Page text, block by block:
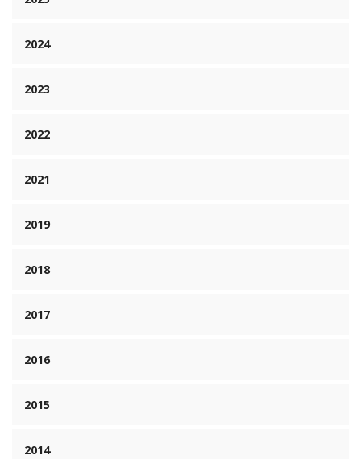
2024
2023
2022
2021
2019
2018
2017
2016
2015
2014